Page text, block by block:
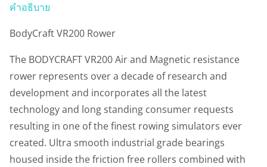
คำอธิบาย
BodyCraft VR200 Rower
The BODYCRAFT VR200 Air and Magnetic resistance
rower represents over a decade of research and
development and incorporates all the latest
technology and long standing consumer requests
resulting in one of the finest rowing simulators ever
created. Ultra smooth industrial grade bearings
housed inside the friction free rollers combined with